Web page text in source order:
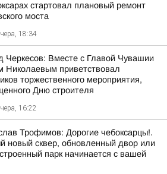
стартовал плановый ремонт
моста
18:34
Черкесов: Вместе с Главой Чувашии
Николаевым приветствовал
торжественного мероприятия,
Дню строителя
16:22
Трофимов: Дорогие чебоксарцы!.
новый сквер, обновленный двор или
парк начинается с вашей